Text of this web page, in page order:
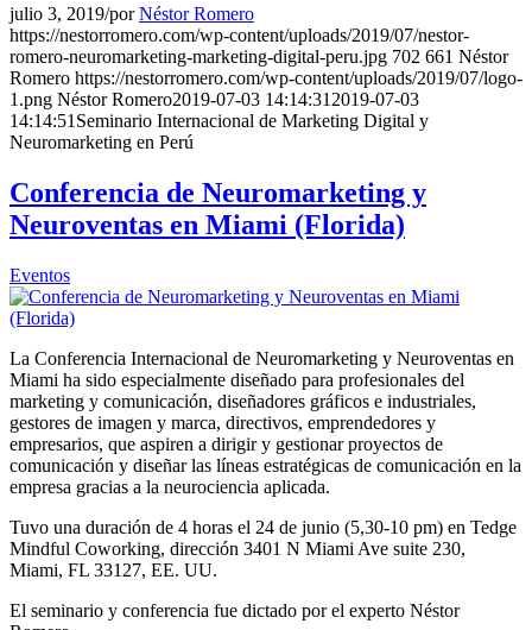
julio 3, 2019/porNéstor Romero
https://nestorromero.com/wp-content/uploads/2019/07/nestor-
romero-neuromarketing-marketing-digital-peru.jpg 702 661 Néstor
Romero https://nestorromero.com/wp-content/uploads/2019/07/logo-
1.png Néstor Romero2019-07-03 14:14:312019-07-03
14:14:51Seminario Internacional de Marketing Digital y
Neuromarketing en Perú
Conferencia de Neuromarketing y
Neuroventas en Miami (Florida)
Eventos
La Conferencia Internacional de Neuromarketing y Neuroventas en
Miami ha sido especialmente diseñado para profesionales del
marketing y comunicación, diseñadores gráficos e industriales,
gestores de imagen y marca, directivos, emprendedores y
empresarios, que aspiren a dirigir y gestionar proyectos de
comunicación y diseñar las líneas estratégicas de comunicación en la
empresa gracias a la neurociencia aplicada.
Tuvo una duración de 4 horas el 24 de junio (5,30-10 pm) en Tedge
Mindful Coworking, dirección 3401 N Miami Ave suite 230,
Miami, FL 33127, EE. UU.
El seminario y conferencia fue dictado por el experto Néstor